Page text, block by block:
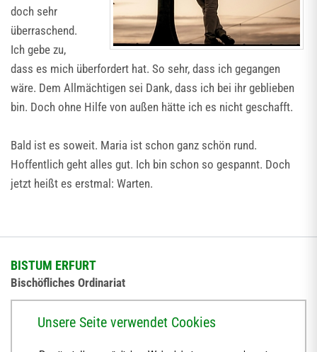
doch sehr
überraschend.
Ich gebe zu,
dass es mich überfordert hat. So sehr, dass ich gegangen
wäre. Dem Allmächtigen sei Dank, dass ich bei ihr geblieben
bin. Doch ohne Hilfe von außen hätte ich es nicht geschafft.
Bald ist es soweit. Maria ist schon ganz schön rund.
Hoffentlich geht alles gut. Ich bin schon so gespannt. Doch
jetzt heißt es erstmal: Warten.
BISTUM ERFURT
Bischöfliches Ordinariat
Unsere Seite verwendet Cookies